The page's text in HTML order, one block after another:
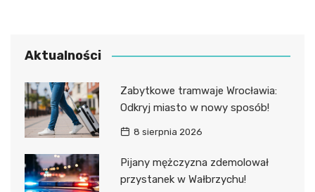
Aktualności
Zabytkowe tramwaje Wrocławia:
Odkryj miasto w nowy sposób!
8 sierpnia 2026
Pijany mężczyzna zdemolował
przystanek w Wałbrzychu!